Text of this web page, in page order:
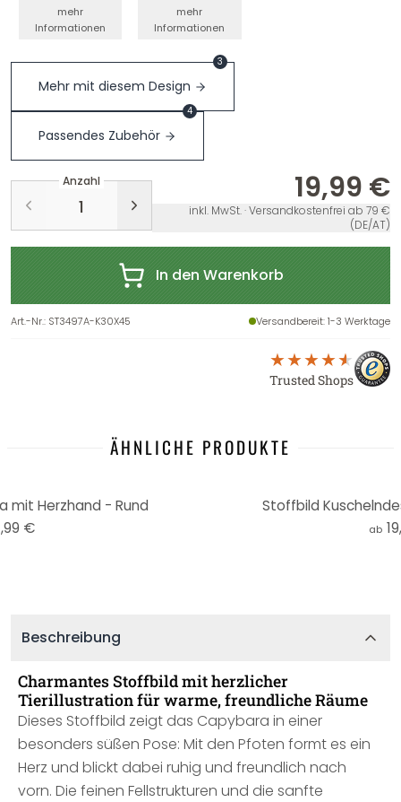
mehr
Informationen
mehr
Informationen
Mehr mit diesem Design
3
Passendes Zubehör
4
Anzahl 19,99 €
inkl. MwSt. · Versandkostenfrei ab 79 €
(DE/AT)
In den Warenkorb
Art.-Nr.: ST3497A-K30X45 Versandbereit: 1-3 Werktage
Trusted Shops
ÄHNLICHE PRODUKTE
Herzhand - Rund
€
Stoffbild
ab
Beschreibung
Charmantes Stoffbild mit herzlicher
Tierillustration für warme, freundliche Räume
Dieses Stoffbild zeigt das Capybara in einer
besonders süßen Pose: Mit den Pfoten formt es ein
Herz und blickt dabei ruhig und freundlich nach
vorn. Die feinen Fellstrukturen und die sanfte